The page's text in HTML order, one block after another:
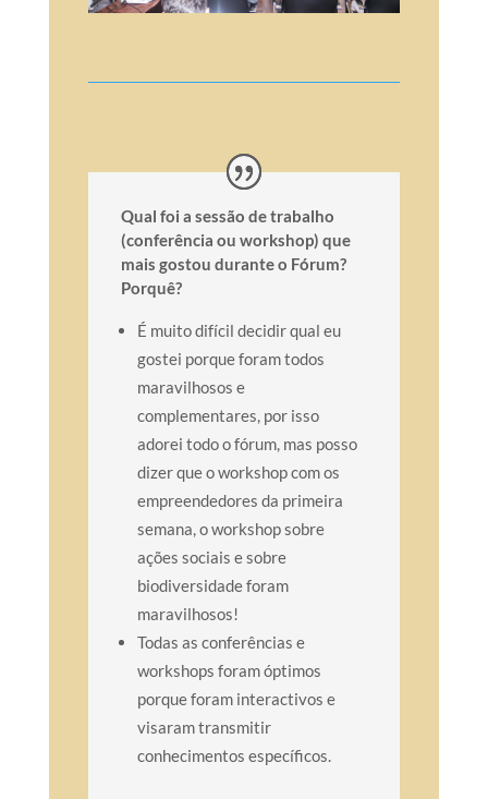
Qual foi a sessão de trabalho
(conferência ou workshop) que
mais gostou durante o Fórum?
Porquê?
É muito difícil decidir qual eu
gostei porque foram todos
maravilhosos e
complementares, por isso
adorei todo o fórum, mas posso
dizer que o workshop com os
empreendedores da primeira
semana, o workshop sobre
ações sociais e sobre
biodiversidade foram
maravilhosos!
Todas as conferências e
workshops foram óptimos
porque foram interactivos e
visaram transmitir
conhecimentos específicos.